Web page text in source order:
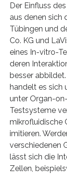
Der Einfluss
aus denen sich
Tübingen und
Co. KG und
eines In-vitro-
deren
besser
handelt es sich
unter Organ-
Testsysteme
mikrofluidische
imitieren.
verschiedenen
lässt sich die
Zellen,